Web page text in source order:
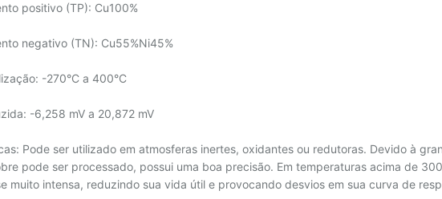
positivo (TP): Cu100%
negativo (TN): Cu55%Ni45%
-270°C a 400°C
-6,258 mV a 20,872 mV
Pode ser utilizado em atmosferas inertes, oxidantes ou redutoras. Devido à
pode ser processado, possui uma boa precisão. Em temperaturas acima de
muito intensa, reduzindo sua vida útil e provocando desvios em sua curva de